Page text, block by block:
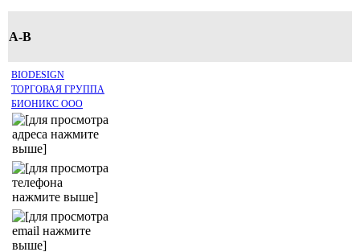
A-B
BIODESIGN
ТОРГОВАЯ ГРУППА
БИОНИКС ООО